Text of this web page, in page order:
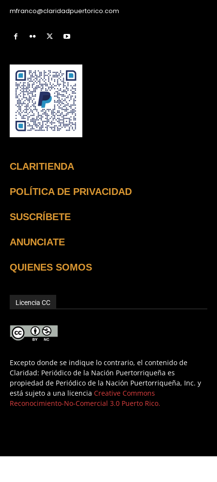
mfranco@claridadpuertorico.com
CLARITIENDA
POLÍTICA DE PRIVACIDAD
SUSCRÍBETE
ANUNCIATE
QUIENES SOMOS
Licencia CC
Excepto donde se indique lo contrario, el contenido de
Claridad: Periódico de la Nación Puertorriqueña es
propiedad de Periódico de la Nación Puertorriqueña, Inc. y
está sujeto a una licencia Creative Commons
Reconocimiento-No-Comercial 3.0 Puerto Rico.